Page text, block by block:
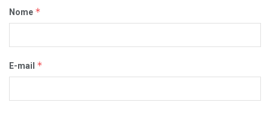
Nome *
E-mail *